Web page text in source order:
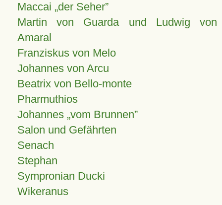
Maccai „der Seher”
Martin von Guarda und Ludwig von
Amaral
Franziskus von Melo
Johannes von Arcu
Beatrix von Bello-monte
Pharmuthios
Johannes vom Brunnen
Salon und Gefährten
Senach
Stephan
Sympronian Ducki
Wikeranus